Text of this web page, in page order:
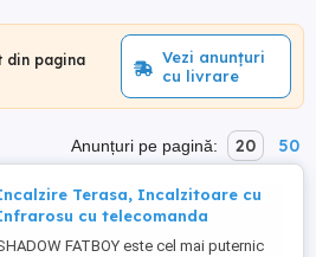
din pagina
Vezi anunțuri
cu livrare
Anunțuri pe pagină: 20 50
Terasa, Incalzitoare cu
cu telecomanda
FATBOY este cel mai puternic